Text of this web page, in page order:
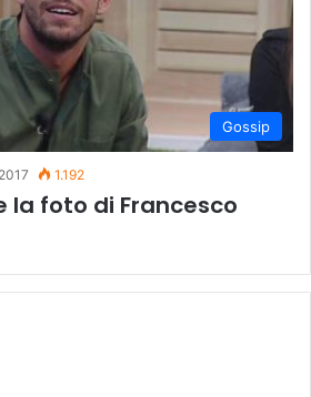
Gossip
1.192
la foto di Francesco